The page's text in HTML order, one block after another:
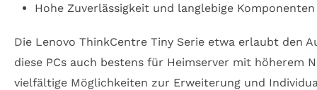
Hohe Zuverlässigkeit und langlebige
Die Lenovo ThinkCentre Tiny Serie etwa erlaubt den
diese PCs auch bestens für Heimserver mit höherem
vielfältige Möglichkeiten zur Erweiterung und